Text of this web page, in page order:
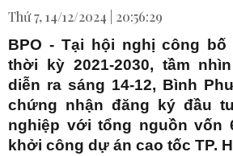
Thứ 7, 14/12/2024 | 20:56:29
BPO - Tại hội nghị công bố
thời kỳ 2021-2030, tầm
diễn ra sáng 14-12, Bình
chứng nhận đăng ký đầu
nghiệp với tổng nguồn vốn
khởi công dự án cao tốc TP.